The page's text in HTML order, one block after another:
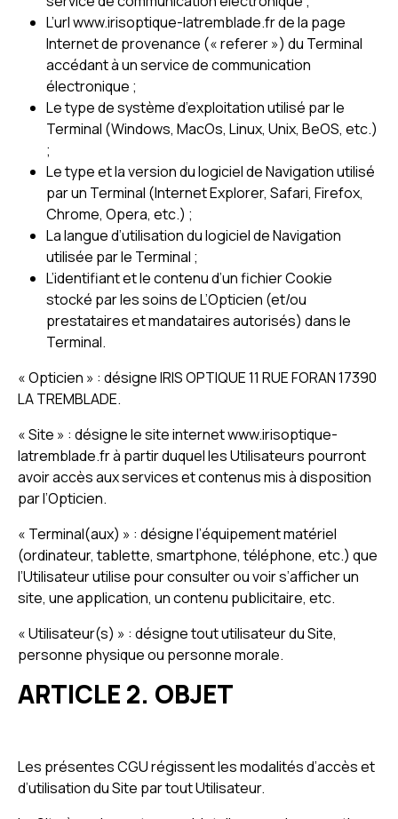
L’url www.irisoptique-latremblade.fr de la page
Internet de provenance (« referer ») du Terminal
accédant à un service de communication
électronique ;
Le type de système d’exploitation utilisé par le
Terminal (Windows, MacOs, Linux, Unix, BeOS, etc.)
;
Le type et la version du logiciel de Navigation utilisé
par un Terminal (Internet Explorer, Safari, Firefox,
Chrome, Opera, etc.) ;
La langue d’utilisation du logiciel de Navigation
utilisée par le Terminal ;
L’identifiant et le contenu d’un fichier Cookie
stocké par les soins de L’Opticien (et/ou
prestataires et mandataires autorisés) dans le
Terminal.
« Opticien » : désigne IRIS OPTIQUE 11 RUE FORAN 17390
LA TREMBLADE.
« Site » : désigne le site internet www.irisoptique-
latremblade.fr à partir duquel les Utilisateurs pourront
avoir accès aux services et contenus mis à disposition
par l’Opticien.
« Terminal(aux) » : désigne l’équipement matériel
(ordinateur, tablette, smartphone, téléphone, etc.) que
l’Utilisateur utilise pour consulter ou voir s’afficher un
site, une application, un contenu publicitaire, etc.
« Utilisateur(s) » : désigne tout utilisateur du Site,
personne physique ou personne morale.
ARTICLE 2. OBJET
Les présentes CGU régissent les modalités d’accès et
d’utilisation du Site par tout Utilisateur.